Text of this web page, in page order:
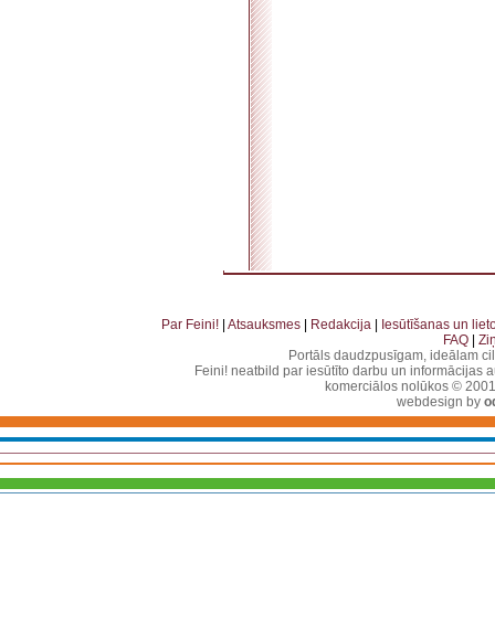
Par Feini! Atsauksmes Redakcija
Iesūtīšanas un
FAQ
Portāls daudzpusīgam, ideālam
Feini! neatbild par iesūtīto darbu un informācijas
komerciālos nolūkos ©
webdesign by